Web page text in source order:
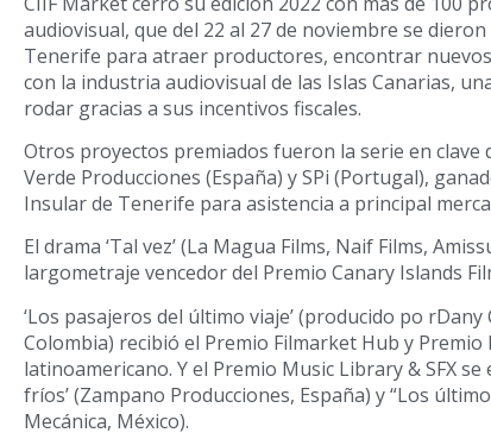
audiovisual, que del 22 al 27 de noviembre se
Tenerife para atraer productores, encontrar
con la industria audiovisual de las Islas Canarias,
rodar gracias a sus incentivos fiscales.
Otros proyectos premiados fueron la serie en clave
Verde Producciones (España) y SPi (Portugal),
Insular de Tenerife para asistencia a principal
El drama ‘Tal vez’ (La Magua Films, Naif Films,
largometraje vencedor del Premio Canary Islands
‘Los pasajeros del último viaje’ (producido po
Colombia) recibió el Premio Filmarket Hub y Premio
latinoamericano. Y el Premio Music Library & SFX
fríos’ (Zampano Producciones, España) y “Los
Mecánica, México).